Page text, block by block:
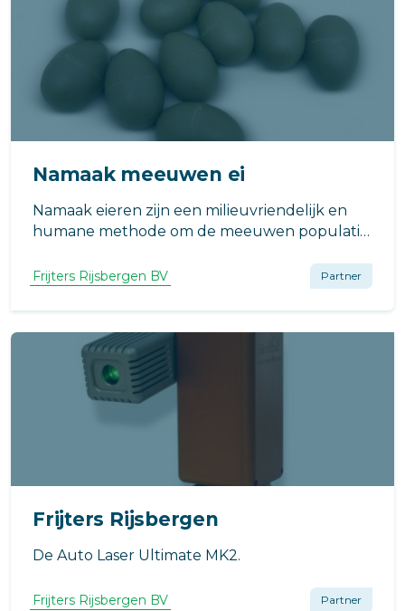
Namaak meeuwen ei
Namaak eieren zijn een milieuvriendelijk en
humane methode om de meeuwen populatie
Frijters Rijsbergen BV Partner
Frijters Rijsbergen
De Auto Laser Ultimate MK2.
Frijters Rijsbergen BV Partner